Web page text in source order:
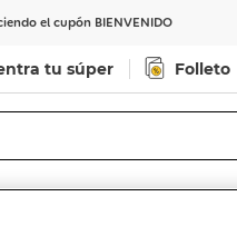
el cupón BIENVENIDO
tu súper Folleto
de entrega